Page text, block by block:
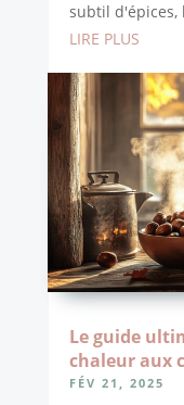
subtil d'épices,
LIRE PLUS
Le guide
chaleur aux
FÉV 21, 2025